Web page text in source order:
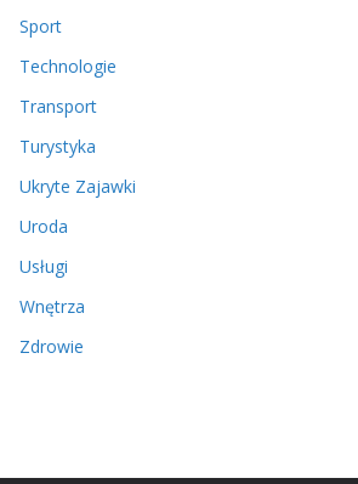
Sport
Technologie
Transport
Turystyka
Ukryte Zajawki
Uroda
Usługi
Wnętrza
Zdrowie